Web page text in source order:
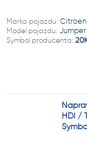
Marka pojazdu: Citroen
Model pojazdu: Jumper
Symbol producenta:
HDI /